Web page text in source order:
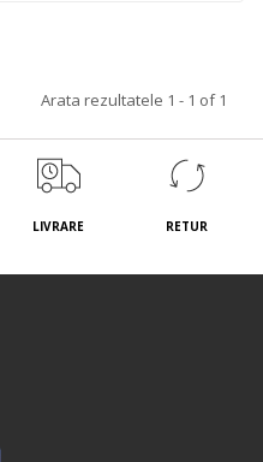
Arata rezultatele 1 - 1 of 1
LIVRARE RETUR